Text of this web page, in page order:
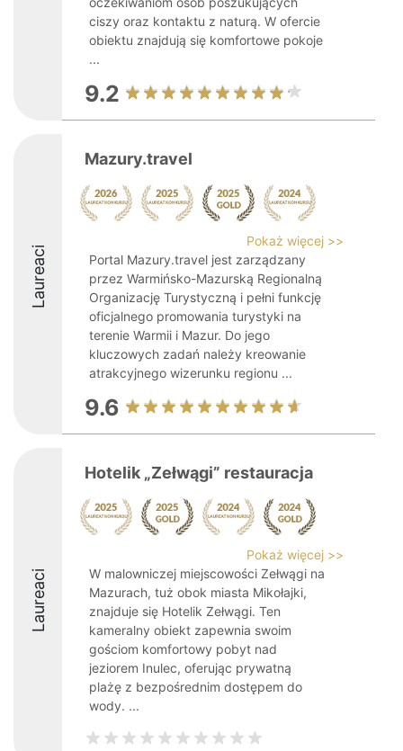
ciszy oraz kontaktu z naturą. W ofercie
obiektu znajdują się komfortowe pokoje
...
9.2
Laureaci
Mazury.travel
Pokaż więcej >>
Portal Mazury.travel jest zarządzany
przez Warmińsko-Mazurską Regionalną
Organizację Turystyczną i pełni funkcję
oficjalnego promowania turystyki na
terenie Warmii i Mazur. Do jego
kluczowych zadań należy kreowanie
atrakcyjnego wizerunku regionu ...
9.6
Laureaci
Hotelik „Zełwągi” restauracja
Pokaż więcej >>
W malowniczej miejscowości Zełwągi na
Mazurach, tuż obok miasta Mikołajki,
znajduje się Hotelik Zełwągi. Ten
kameralny obiekt zapewnia swoim
gościom komfortowy pobyt nad
jeziorem Inulec, oferując prywatną
plażę z bezpośrednim dostępem do
wody. ...